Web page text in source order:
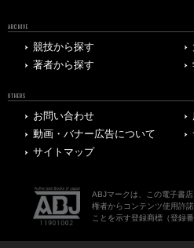
ARCHIVE
競技から探す
著者から探す
OTHERS
お問い合わせ
動画・バナー広告について
サイトマップ
ABJマークは、この電子書
権者からコンテンツ使用許
ことを示す登録商標（登録